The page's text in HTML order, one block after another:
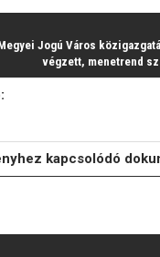
Jogú Város
végzett, menetrend
kapcsolódó